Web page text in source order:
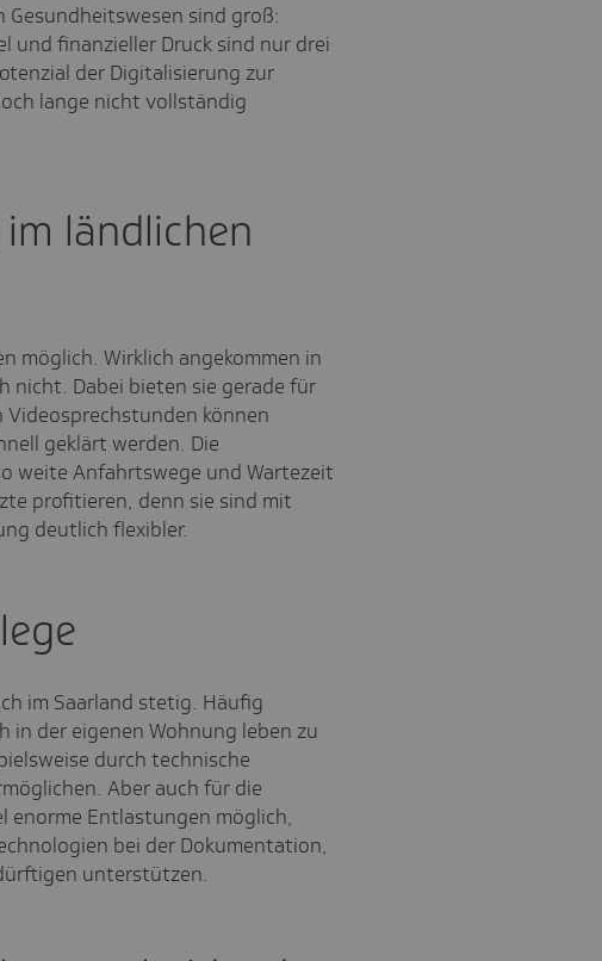
Gesundheitswesen sind groß:
und finanzieller Druck sind nur drei
der Digitalisierung zur
lange nicht vollständig
ländlichen
möglich. Wirklich angekommen in
nicht. Dabei bieten sie gerade für
Videosprechstunden können
geklärt werden. Die
weite Anfahrtswege und Wartezeit
profitieren, denn sie sind mit
deutlich flexibler.
im Saarland stetig. Häufig
in der eigenen Wohnung leben zu
durch technische
Aber auch für die
enorme Entlastungen möglich,
bei der Dokumentation,
unterstützen.